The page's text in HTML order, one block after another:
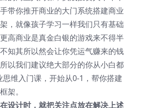
带你推开商业的大门系统搭建商业
，就像孩子学习一样我们只有基础
高商业是真金白银的游戏来不得半
知其所以然会让你凭运气赚来的钱
以我们建议绝大部分的你从小白都
思维入门课，开始从0-1，帮你搭建
架。
设计时，就把关注点放在解决上述